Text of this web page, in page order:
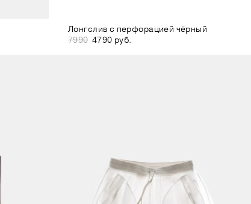
Лонгслив с перфорацией чёрный
7990 4790 руб.